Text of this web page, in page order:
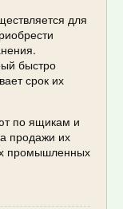
для
быстро
срок их
по ящикам и
продажи их
промышленных